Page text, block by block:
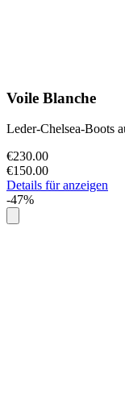
Voile Blanche
Leder-Chelsea-Boots
€230.00
€150.00
Details für anzeigen
-47%